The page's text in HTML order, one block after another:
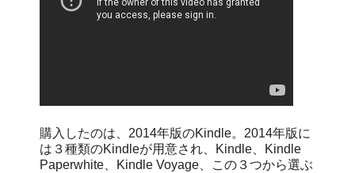
購入したのは、2014年版のKindle。2014年版に
は３種類のKindleが用意され、Kindle、Kindle
Paperwhite、Kindle Voyage、この３つから選ぶ